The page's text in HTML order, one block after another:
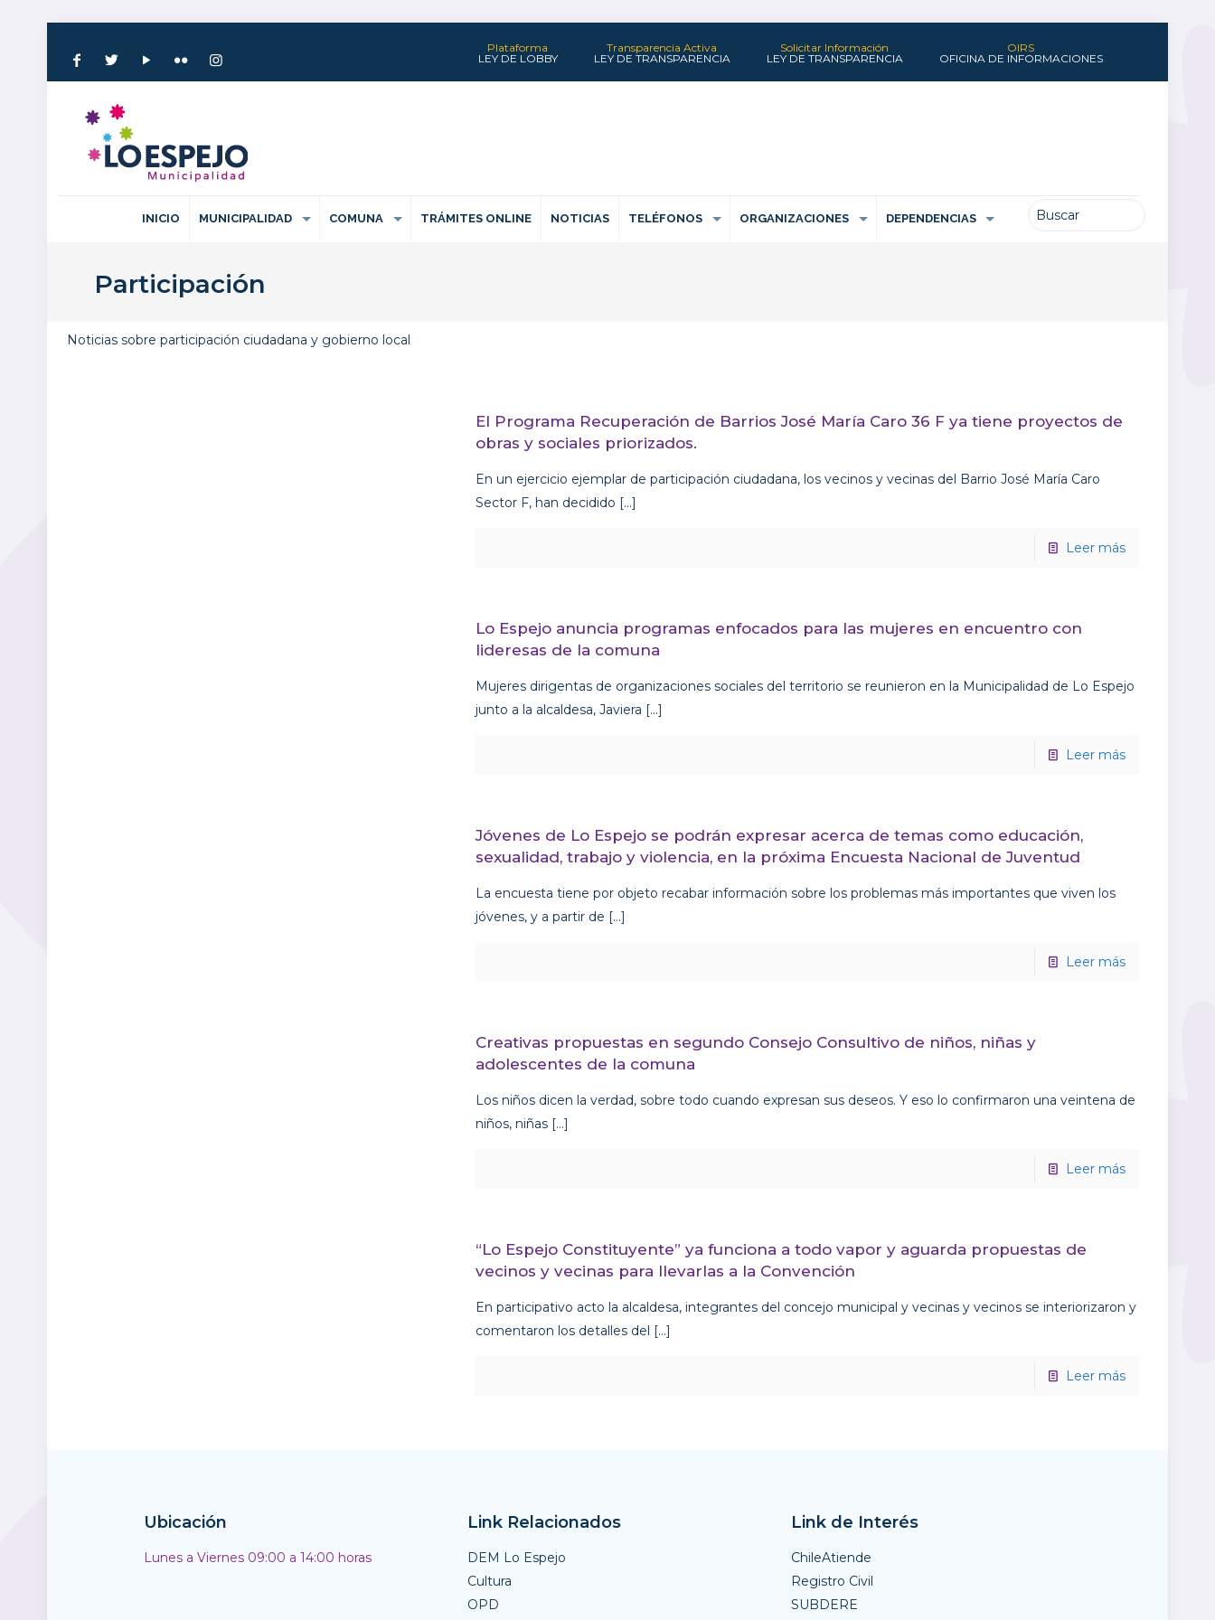
OIRS
OFICINA DE INFORMACIONES
Solicitar Información
LEY DE TRANSPARENCIA
Transparencia Activa
LEY DE TRANSPARENCIA
Plataforma
LEY DE LOBBY
INICIO MUNICIPALIDAD COMUNA TRÁMITES ONLINE NOTICIAS TELÉFONOS ORGANIZACIONES DEPENDENCIAS
Participación
Noticias sobre participación ciudadana y gobierno local
El Programa Recuperación de Barrios José María Caro 36 F ya tiene proyectos de
obras y sociales priorizados.
En un ejercicio ejemplar de participación ciudadana, los vecinos y vecinas del Barrio José María Caro
Sector F, han decidido […]
Leer más
Lo Espejo anuncia programas enfocados para las mujeres en encuentro con
lideresas de la comuna
Mujeres dirigentas de organizaciones sociales del territorio se reunieron en la Municipalidad de Lo Espejo
junto a la alcaldesa, Javiera […]
Leer más
Jóvenes de Lo Espejo se podrán expresar acerca de temas como educación,
sexualidad, trabajo y violencia, en la próxima Encuesta Nacional de Juventud
La encuesta tiene por objeto recabar información sobre los problemas más importantes que viven los
jóvenes, y a partir de […]
Leer más
Creativas propuestas en segundo Consejo Consultivo de niños, niñas y
adolescentes de la comuna
Los niños dicen la verdad, sobre todo cuando expresan sus deseos. Y eso lo confirmaron una veintena de
niños, niñas […]
Leer más
“Lo Espejo Constituyente” ya funciona a todo vapor y aguarda propuestas de
vecinos y vecinas para llevarlas a la Convención
En participativo acto la alcaldesa, integrantes del concejo municipal y vecinas y vecinos se interiorizaron y
comentaron los detalles del […]
Leer más
Ubicación
Lunes a Viernes 09:00 a 14:00 horas
Link Relacionados
DEM Lo Espejo
Cultura
OPD
Link de Interés
ChileAtiende
Registro Civil
SUBDERE